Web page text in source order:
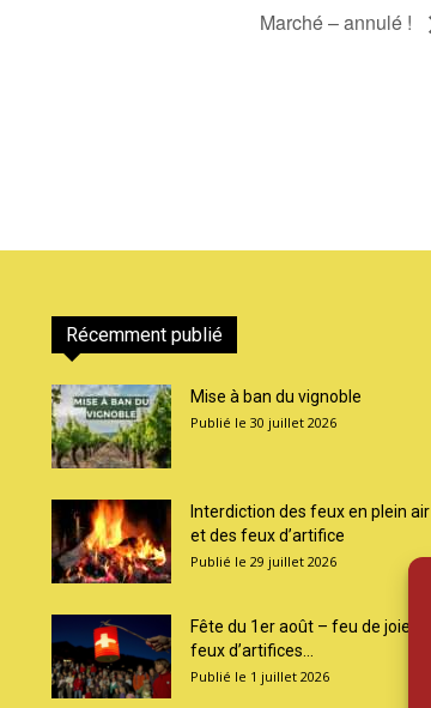
Marché – annulé !
Récemment publié
Mise à ban du vignoble
30 juillet 2026
Interdiction des feux en plein air
et des feux d’artifice
29 juillet 2026
Fête du 1er août – feu de joie et
feux d’artifices...
1 juillet 2026